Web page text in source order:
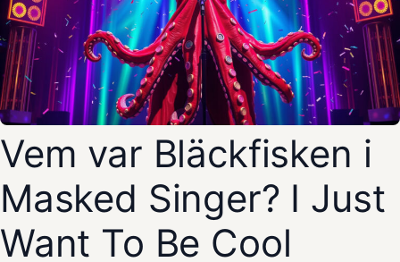
Vem var Bläckfisken i
Masked Singer? I Just
Want To Be Cool